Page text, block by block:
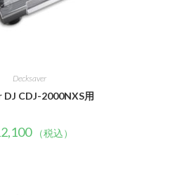
Decksaver
DJ CDJ-2000NXS用
（税込）